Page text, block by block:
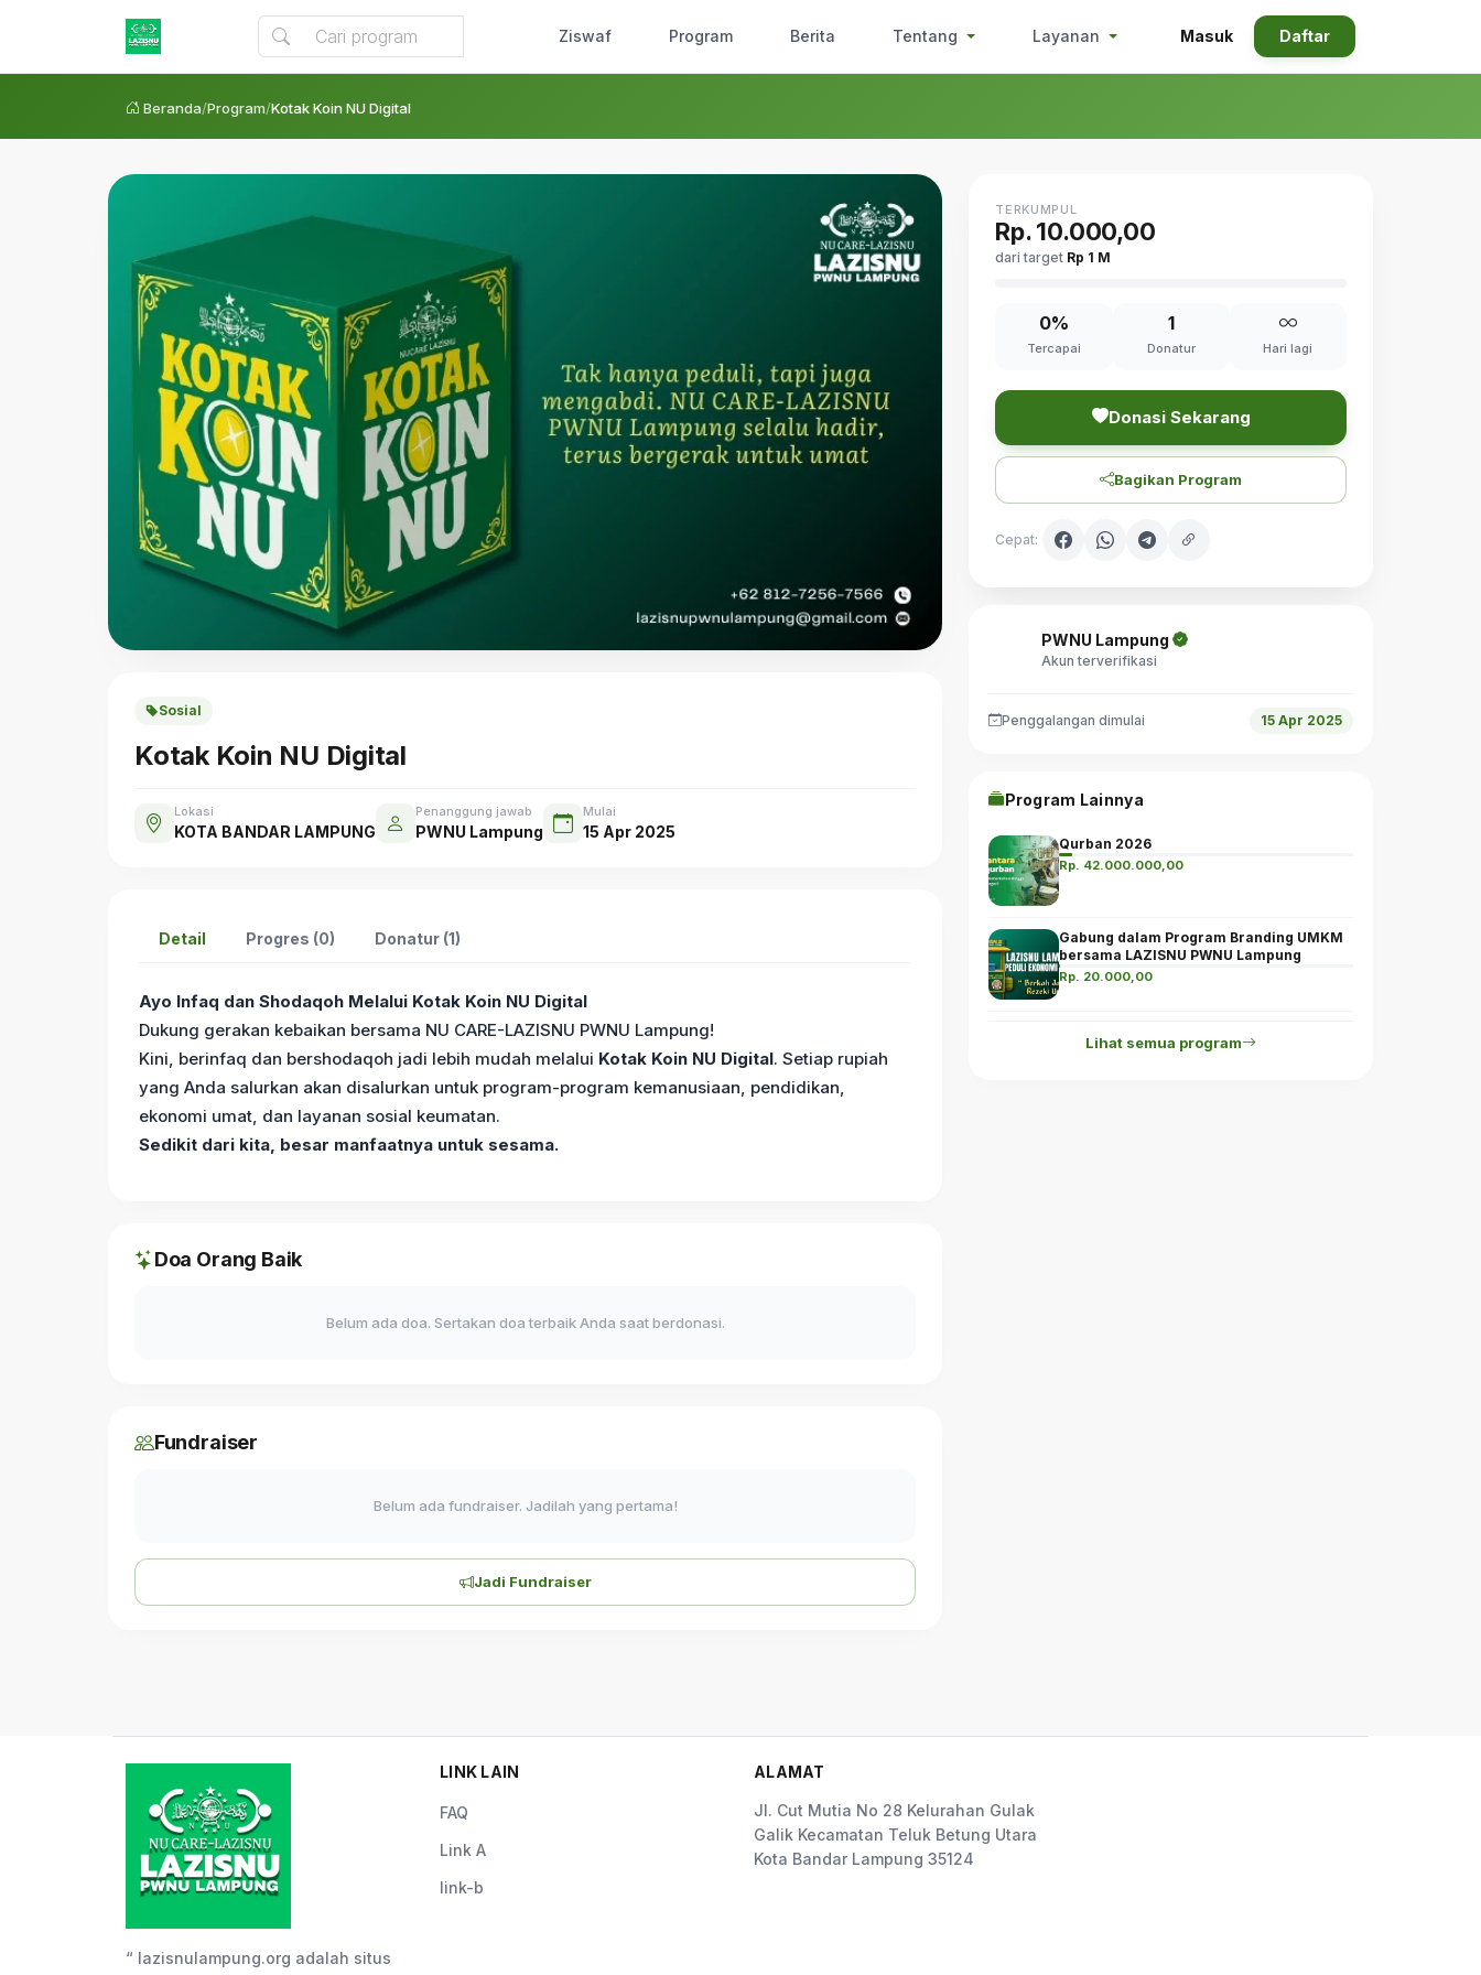
Ziswaf Program Berita Tentang Layanan Masuk Daftar
Beranda/Program/Kotak Koin NU Digital
Sosial
Kotak Koin NU Digital
Lokasi
KOTA BANDAR LAMPUNG
Penanggung jawab
PWNU Lampung
Mulai
15 Apr 2025
Detail Progres (0) Donatur (1)
Ayo Infaq dan Shodaqoh Melalui Kotak Koin NU Digital
Dukung gerakan kebaikan bersama NU CARE-LAZISNU PWNU Lampung!
Kini, berinfaq dan bershodaqoh jadi lebih mudah melalui Kotak Koin NU Digital. Setiap rupiah
yang Anda salurkan akan disalurkan untuk program-program kemanusiaan, pendidikan,
ekonomi umat, dan layanan sosial keumatan.
Sedikit dari kita, besar manfaatnya untuk sesama.
Doa Orang Baik
Belum ada doa. Sertakan doa terbaik Anda saat berdonasi.
Fundraiser
Belum ada fundraiser. Jadilah yang pertama!
Jadi Fundraiser
TERKUMPUL
Rp. 10.000,00
dari target Rp 1 M
0%
Tercapai
1
Donatur Hari lagi
Donasi Sekarang
Bagikan Program
Cepat:
PWNU Lampung
Akun terverifikasi
Penggalangan dimulai 15 Apr 2025
Program Lainnya
Qurban 2026
Rp. 42.000.000,00
Gabung dalam Program Branding UMKM
bersama LAZISNU PWNU Lampung
Rp. 20.000,00
Lihat semua program
“ lazisnulampung.org adalah situs
LINK LAIN
FAQ
Link A
link-b
ALAMAT
Jl. Cut Mutia No 28 Kelurahan Gulak
Galik Kecamatan Teluk Betung Utara
Kota Bandar Lampung 35124